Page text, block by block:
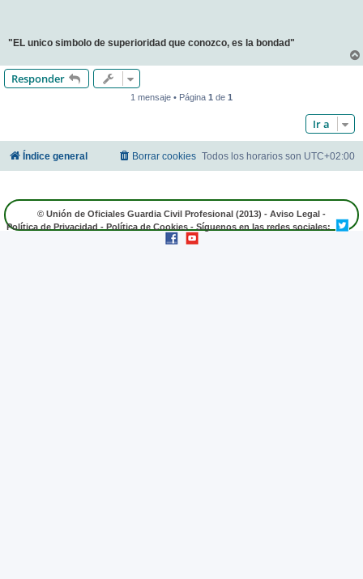
"EL unico simbolo de superioridad que conozco, es la bondad"
Responder
1 mensaje • Página 1 de 1
Ir a
Índice general Todos los horarios son UTC+02:00
Borrar cookies
© Unión de Oficiales Guardia Civil Profesional (2013) - Aviso Legal -
Política de Privacidad - Política de Cookies - Síguenos en las redes sociales: